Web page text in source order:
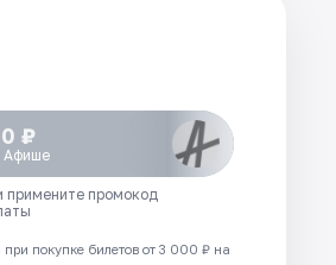
₽
Афише
примените промокод
покупке билетов от 3 000 ₽ на